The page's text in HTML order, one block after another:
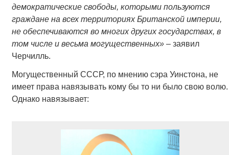
демократические свободы, которыми пользуются
граждане на всех территориях Британской империи,
не обеспечиваются во многих других государствах, в
том числе и весьма могущественных» –заявил
Черчилль.
Могущественный СССР, по мнению сэра Уинстона, не
имеет права навязывать кому бы то ни было свою волю.
Однако навязывает: